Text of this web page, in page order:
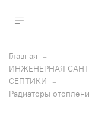
Главная
ИНЖЕНЕРНАЯ
СЕПТИКИ
Радиаторы